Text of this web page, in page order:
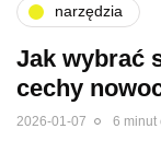
narzędzia
Jak wybrać
cechy
2026-01-07 6 minut